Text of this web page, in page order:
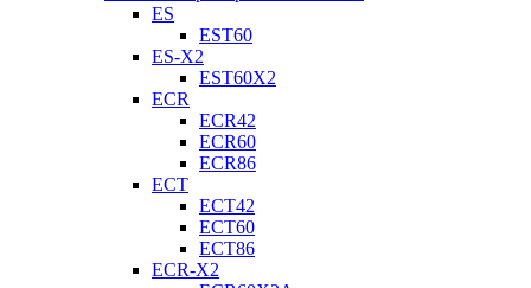
ES
EST60
ES-X2
EST60X2
ECR
ECR42
ECR60
ECR86
ECT
ECT42
ECT60
ECT86
ECR-X2